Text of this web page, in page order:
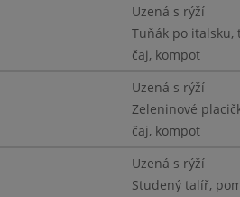
Uzená s rýží
Tuňák po italsku,
čaj, kompot
Uzená s rýží
Zeleninové
čaj, kompot
Uzená s rýží
Studený talíř,